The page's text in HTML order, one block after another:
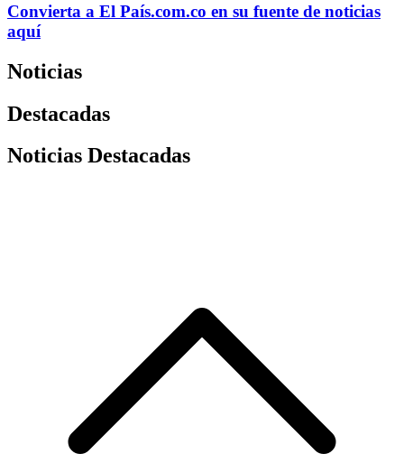
Convierta a El País.com.co en su fuente de noticias
aquí
Noticias
Destacadas
Noticias Destacadas